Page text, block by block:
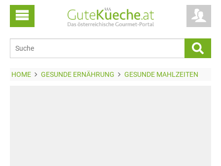
HOME GESUNDE ERNÄHRUNG GESUNDE MAHLZEITEN